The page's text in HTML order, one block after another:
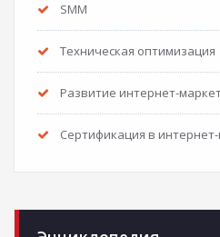
SMM
Техническая оптимизация
Развитие интернет-
Сертификация в